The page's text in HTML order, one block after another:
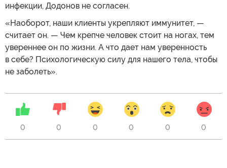
инфекции, Додонов не согласен.
«Наоборот, наши клиенты укрепляют иммунитет, —
считает он. — Чем крепче человек стоит на ногах, тем
увереннее он по жизни. А что дает нам уверенность
в себе? Психологическую силу для нашего тела, чтобы
не заболеть».
0 0 0 0 0 0